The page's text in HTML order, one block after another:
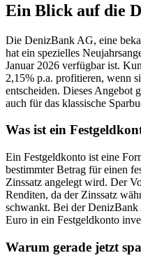
Ein Blick auf die
Die DenizBank AG, eine
hat ein spezielles
Januar 2026 verfügbar ist.
2,15% p.a. profitieren, wenn
entscheiden. Dieses Angebot
auch für das klassische
Was ist ein
Ein Festgeldkonto ist eine
bestimmter Betrag für einen
Zinssatz angelegt wird. Der
Renditen, da der Zinssatz
schwankt. Bei der
Euro in ein Festgeldkonto
Warum gerade jetzt